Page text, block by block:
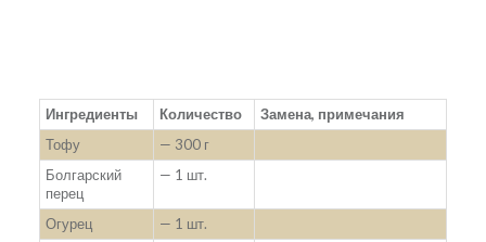
Ингредиенты Количество
Замена, примечания
Тофу
— 300 г
Болгарский
перец
— 1 шт.
Огурец
— 1 шт.